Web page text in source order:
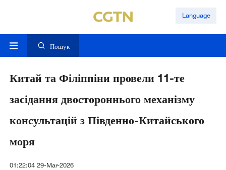
Language
Пошук
Китай та Філіппіни провели 11-те
засідання двостороннього механізму
консультацій з Південно-Китайського
моря
01:22:04 29-Mar-2026